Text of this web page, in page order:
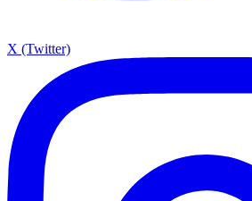
X (Twitter)